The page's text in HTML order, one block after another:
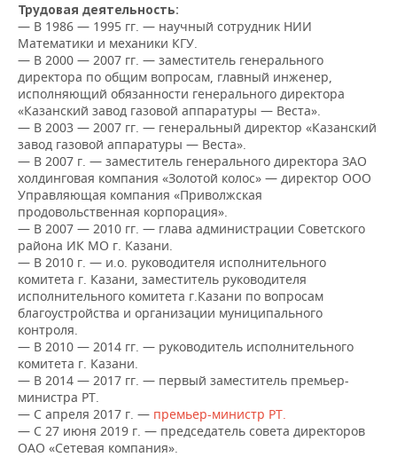
ТАТАРСТАНА
ИНВЕСТИЦИИ
НЕФТЕХИМИЯ
НЕФТЬ
ОПК
ЭНЕРГЕТИКА
НОВОСТИ БИЗНЕСА
РОЗНИЧНАЯ ТОРГОВЛЯ
ТРАНСПОРТ
УСЛУГИ
ТЕХНОЛОГИИ
НОВОСТИ ТЕХНОЛОГИЙ
IT
МЕДИА
ТЕЛЕКОММУНИКАЦИИ
МЕРОПРИЯТИЯ
НОВОСТИ МЕРОПРИЯТИЙ
ВЫЕЗДНАЯ РЕДАКЦИЯ
БИЗНЕС-БРАНЧИ
ONLINE-КОНФЕРЕНЦИИ
ОТКРЫТАЯ ЛЕКЦИЯ
СПОРТ
НОВОСТИ СПОРТА
ФУТБОЛ
ХОККЕЙ
БАСКЕТБОЛ
ВОЛЕЙБОЛ
КИБЕРСПОРТ
ФИГУРНОЕ КАТАНИЕ
ВОДНЫЕ ВИДЫ СПОРТА
ОБЩЕСТВО
НОВОСТИ ОБЩЕСТВА
ВЛАСТЬ
ИНФРАСТРУКТУРА
ИСТОРИЯ
КУЛЬТУРА
МЕДИЦИНА
ОБРАЗОВАНИЕ
ФОТОГАЛЕРЕЯ
СЮЖЕТЫ
СПРАВОЧНИК
СПИСОК ПЕРСОН
СПИСОК КОМПАНИЙ
ПОЛНАЯ ВЕРСИЯ
Трудовая деятельность:
— В 1986 — 1995 гг. — научный сотрудник НИИ
Математики и механики КГУ.
— В 2000 — 2007 гг. — заместитель генерального
директора по общим вопросам, главный инженер,
исполняющий обязанности генерального директора
«Казанский завод газовой аппаратуры — Веста».
— В 2003 — 2007 гг. — генеральный директор «Казанский
завод газовой аппаратуры — Веста».
— В 2007 г. — заместитель генерального директора ЗАО
холдинговая компания «Золотой колос» — директор ООО
Управляющая компания «Приволжская
продовольственная корпорация».
— В 2007 — 2010 гг. — глава администрации Советского
района ИК МО г. Казани.
— В 2010 г. — и.о. руководителя исполнительного
комитета г. Казани, заместитель руководителя
исполнительного комитета г.Казани по вопросам
благоустройства и организации муниципального
контроля.
— В 2010 — 2014 гг. — руководитель исполнительного
комитета г. Казани.
— В 2014 — 2017 гг. — первый заместитель премьер-
министра РТ.
— С апреля 2017 г. — премьер-министр РТ.
— С 27 июня 2019 г. — председатель совета директоров
ОАО «Сетевая компания».